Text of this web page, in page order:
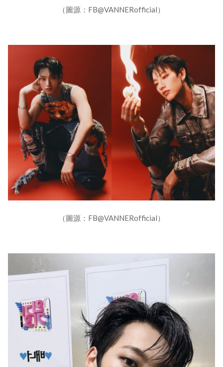
（圖源：FB@VANNERofficial）
（圖源：FB@VANNERofficial）